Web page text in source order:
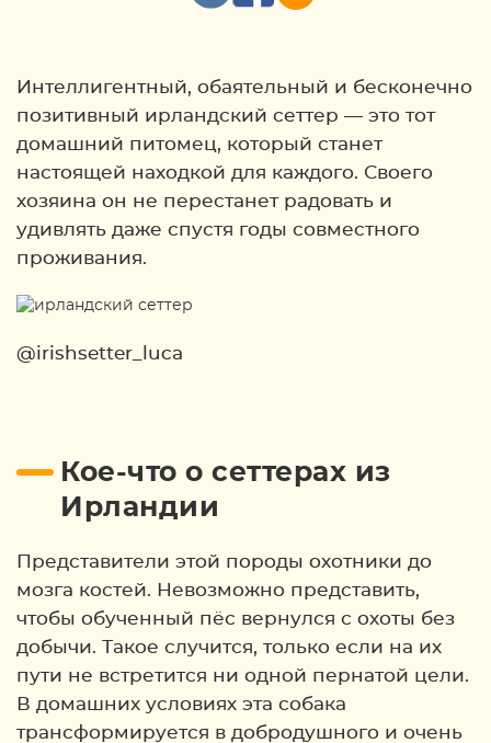
Интеллигентный, обаятельный и бесконечно
позитивный ирландский сеттер — это тот
домашний питомец, который станет
настоящей находкой для каждого. Своего
хозяина он не перестанет радовать и
удивлять даже спустя годы совместного
проживания.
@irishsetter_luca
Кое-что о сеттерах из
Ирландии
Представители этой породы охотники до
мозга костей. Невозможно представить,
чтобы обученный пёс вернулся с охоты без
добычи. Такое случится, только если на их
пути не встретится ни одной пернатой цели.
В домашних условиях эта собака
трансформируется в добродушного и очень